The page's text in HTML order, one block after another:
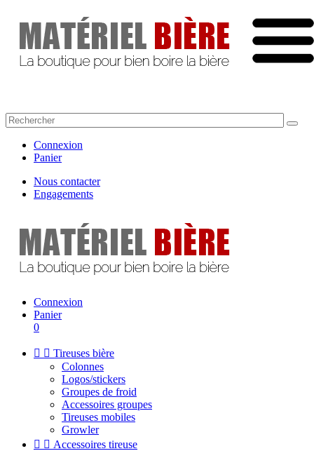
Connexion
Panier
Nous contacter
Engagements
Connexion
Panier
0
  Tireuses bière
Colonnes
Logos/stickers
Groupes de froid
Accessoires groupes
Tireuses mobiles
Growler
  Accessoires tireuse